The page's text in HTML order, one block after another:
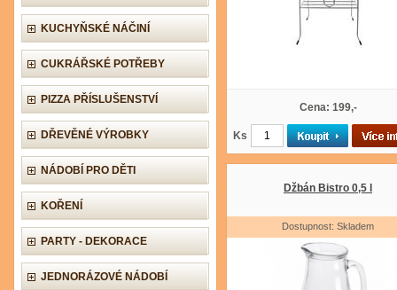
KUCHYŇSKÉ NÁČINÍ
CUKRÁŘSKÉ POTŘEBY
PIZZA PŘÍSLUŠENSTVÍ
DŘEVĚNÉ VÝROBKY
NÁDOBÍ PRO DĚTI
KOŘENÍ
PARTY - DEKORACE
JEDNORÁZOVÉ NÁDOBÍ
Cena: 199,-
Ks
Džbán Bistro 0,5 l
Dostupnost: Skladem